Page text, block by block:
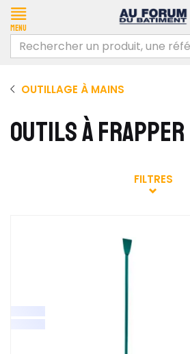
Menu
OUTILLAGE À MAINS
OUTILS À FRAPPER
FILTRES